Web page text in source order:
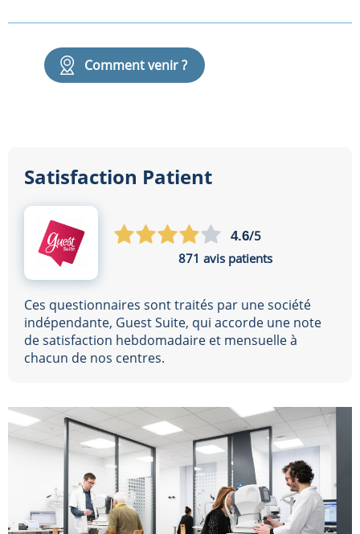
Comment venir ?
Satisfaction Patient
4.6/5
871 avis patients
Ces questionnaires sont traités par une société
indépendante, Guest Suite, qui accorde une note
de satisfaction hebdomadaire et mensuelle à
chacun de nos centres.